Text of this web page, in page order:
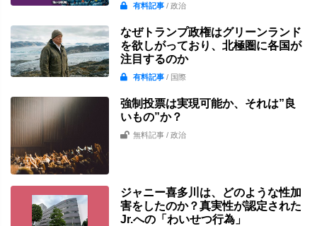
有料記事/ 政治
なぜトランプ政権はグリーンランド
を欲しがっており、北極圏に各国が
注目するのか
有料記事/ 国際
強制投票は実現可能か、それは”良
いもの”か？
無料記事 / 政治
ジャニー喜多川は、どのような性加
害をしたのか？真実性が認定された
Jr.への「わいせつ行為」